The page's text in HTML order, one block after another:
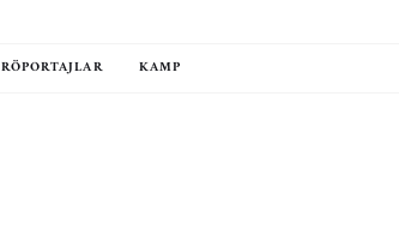
RÖPORTAJLAR KAMP